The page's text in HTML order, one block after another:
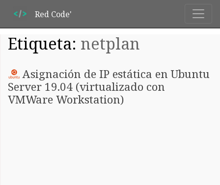
Red Code'
Etiqueta: netplan
Asignación de IP estática en Ubuntu
Server 19.04 (virtualizado con
VMWare Workstation)